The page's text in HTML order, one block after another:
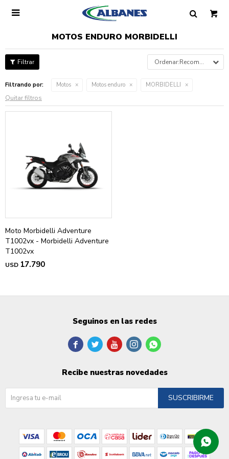

MOTOS ENDURO MORBIDELLI
Recomendados
Filtrando por: Motos Motos enduro MORBIDELLI
Quitar filtros
Moto Morbidelli Adventure
T1002vx - Morbidelli Adventure
T1002vx
USD 17.790
Seguinos en las redes
    
Recibe nuestras novedades
SUSCRIBIRME